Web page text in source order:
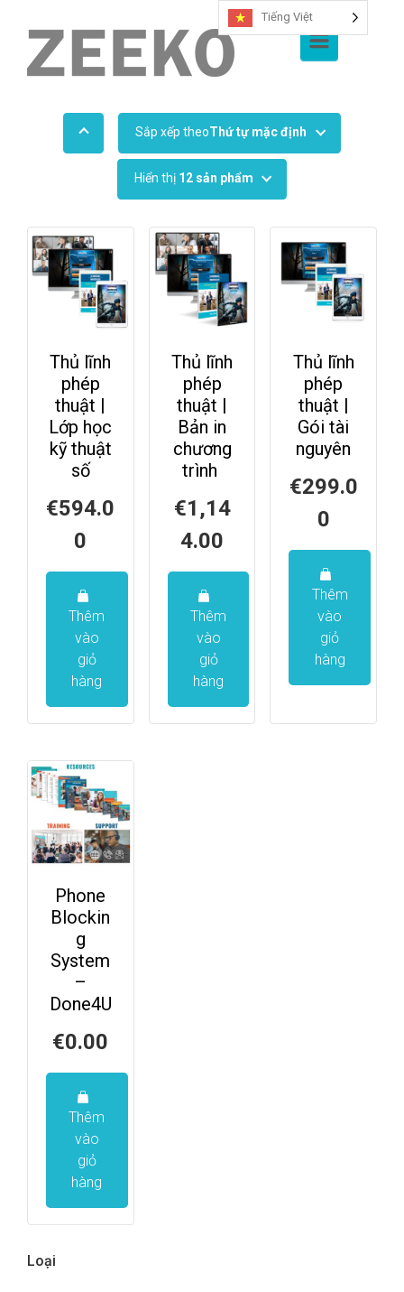
Sắp xếp theoThứ tự mặc định
Hiển thị 12 sản phẩm
Thủ lĩnh
phép
thuật |
Lớp học
kỹ thuật
số
€594.0
0
Thêm
vào
giỏ
hàng
Thủ lĩnh
phép
thuật |
Bản in
chương
trình
€1,14
4.00
Thêm
vào
giỏ
hàng
Thủ lĩnh
phép
thuật |
Gói tài
nguyên
€299.0
0
Thêm
vào
giỏ
hàng
Phone
Blockin
g
System
–
Done4U
€0.00
Thêm
vào
giỏ
hàng
Loại
Tiếng Việt